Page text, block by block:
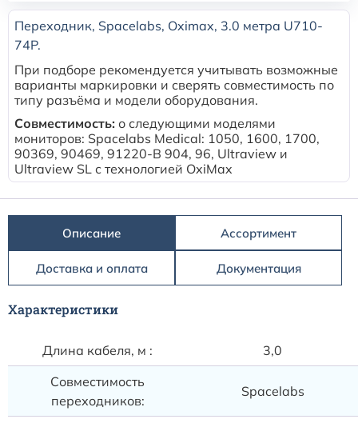
Переходник, Spacelabs, Oximax, 3.0 метра U710-
74P.
При подборе рекомендуется учитывать возможные
варианты маркировки и сверять совместимость по
типу разъёма и модели оборудования.
Совместимость: о следующими моделями
мониторов: Spacelabs Medical: 1050, 1600, 1700,
90369, 90469, 91220-B 904, 96, Ultraview и
Ultraview SL с технологией OxiMax
Описание Ассортимент
Доставка и оплата Документация
Характеристики
Длина кабеля, м :
3,0
Совместимость
переходников:
Spacelabs
Расходные материалы к аппаратам ИВЛ Hamilton
Расходные материалы к аппаратам ИВЛ Mindray
Расходные материалы к аппаратам ИВЛ Drager
Расходные материалы к аппаратам Comen
Расходные материалы к аппаратам Philips